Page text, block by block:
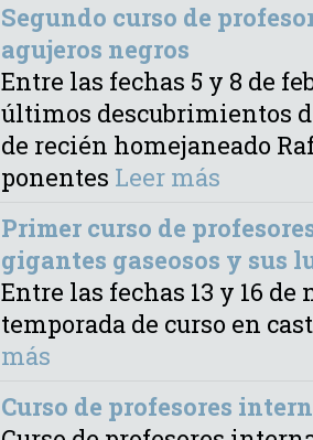
Segundo curso de
agujeros negros
Entre las fechas 5 y 8 de
últimos descubrimientos
de recién homejaneado
ponentes Leer más
Primer curso de
gigantes gaseosos y sus
Entre las fechas 13 y 16
temporada de curso en
más
Curso de profesores